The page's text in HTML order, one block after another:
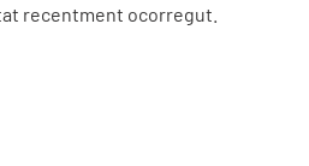
recentment ocorregut.